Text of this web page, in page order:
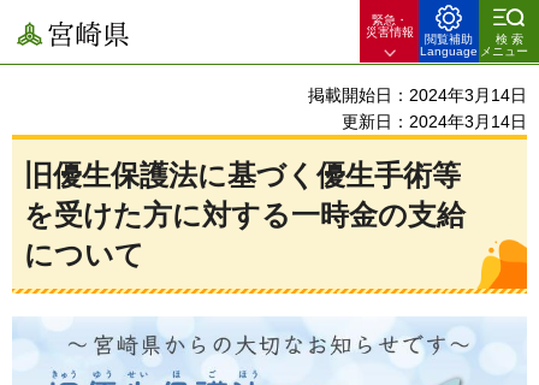
宮崎県
緊急・
災害情報
閲覧補助
Language
検索
メニュー
掲載開始日：2024年3月14日
更新日：2024年3月14日
旧優生保護法に基づく優生手術等
を受けた方に対する一時金の支給
について